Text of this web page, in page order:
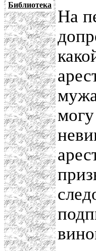
Библиотека
На